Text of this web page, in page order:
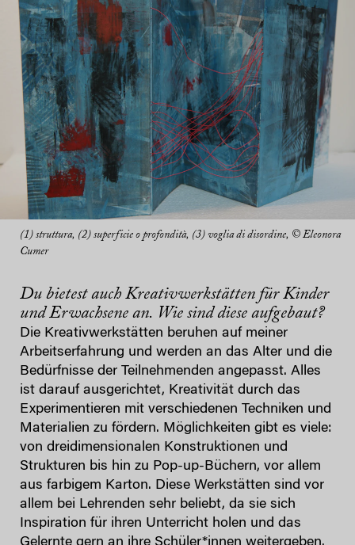
(1) struttura, (2) superficie o profondità, (3) voglia di disordine, © Eleonora
Cumer
Du bietest auch Kreativwerkstätten für Kinder
und Erwachsene an. Wie sind diese aufgebaut?
Die Kreativwerkstätten beruhen auf meiner
Arbeitserfahrung und werden an das Alter und die
Bedürfnisse der Teilnehmenden angepasst. Alles
ist darauf ausgerichtet, Kreativität durch das
Experimentieren mit verschiedenen Techniken und
Materialien zu fördern. Möglichkeiten gibt es viele:
von dreidimensionalen Konstruktionen und
Strukturen bis hin zu Pop-up-Büchern, vor allem
aus farbigem Karton. Diese Werkstätten sind vor
allem bei Lehrenden sehr beliebt, da sie sich
Inspiration für ihren Unterricht holen und das